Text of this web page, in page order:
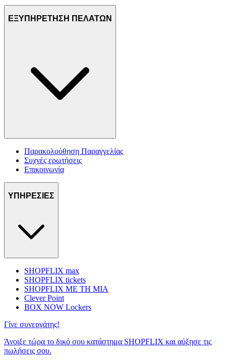
ΕΞΥΠΗΡΕΤΗΣΗ ΠΕΛΑΤΩΝ
Παρακολούθηση Παραγγελίας
Συχνές ερωτήσεις
Επικοινωνία
ΥΠΗΡΕΣΙΕΣ
SHOPFLIX max
SHOPFLIX tickets
SHOPFLIX ΜΕ ΤΗ ΜΙΑ
Clever Point
BOX NOW Lockers
Γίνε συνεργάτης!
Άνοιξε τώρα το δικό σου κατάστημα SHOPFLIX και αύξησε τις
πωλήσεις σου.